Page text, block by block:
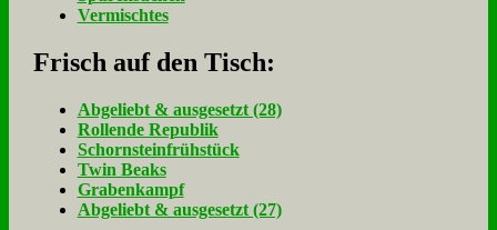
Vermischtes
Frisch auf den Tisch:
Ab­ge­liebt & aus­ge­setzt (28)
Rol­len­de Re­pu­blik
Schorn­stein­früh­stück
Twin Beaks
Gra­ben­kampf
Ab­ge­liebt & aus­ge­setzt (27)